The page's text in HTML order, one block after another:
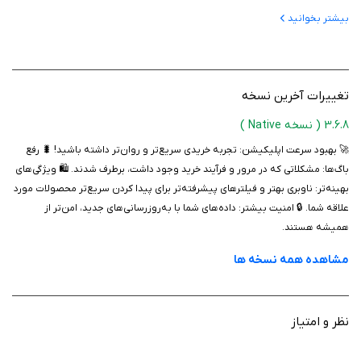
حالا اپلیکیشن ریحا را دانلود و نصب کنید.
بیشتر بخوانید
تغییرات آخرین نسخه
3.6.8 ( نسخه Native )
🚀 بهبود سرعت اپلیکیشن: تجربه خریدی سریع‌تر و روان‌تر داشته باشید! 🐛 رفع
باگ‌ها: مشکلاتی که در مرور و فرآیند خرید وجود داشت، برطرف شدند. 🛍️ ویژگی‌های
بهینه‌تر: ناوبری بهتر و فیلترهای پیشرفته‌تر برای پیدا کردن سریع‌تر محصولات مورد
علاقه شما. 🔒 امنیت بیشتر: داده‌های شما با به‌روزرسانی‌های جدید، امن‌تر از
همیشه هستند.
مشاهده همه نسخه ها
نظر و امتیاز